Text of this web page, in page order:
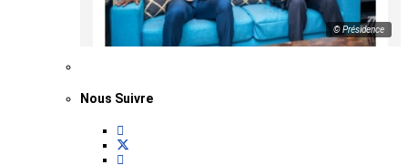
© Présidence
Nous Suivre